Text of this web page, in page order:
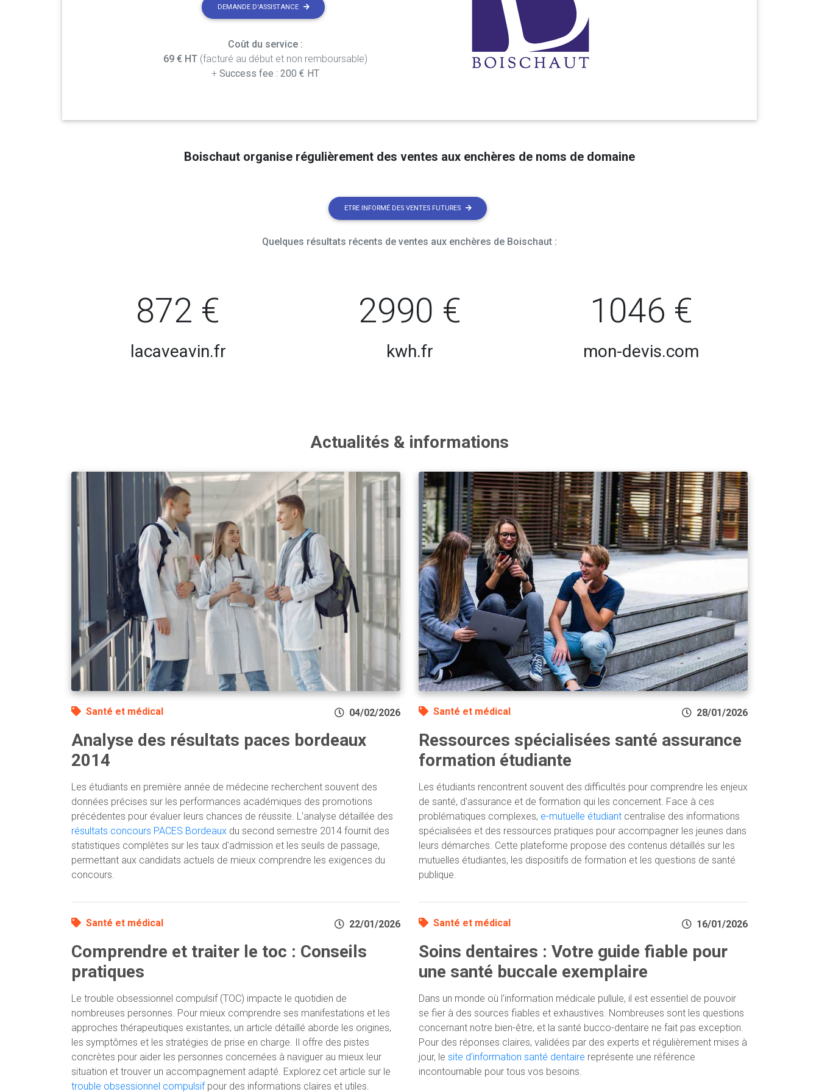
DEMANDE D'ASSISTANCE
Coût du service :
69 € HT(facturé au début et non remboursable)
+ Success fee : 200 € HT
Boischaut organise régulièrement des ventes aux enchères de noms de domaine
ETRE INFORMÉ DES VENTES FUTURES
Quelques résultats récents de ventes aux enchères de Boischaut :
872 €
lacaveavin.fr
2990 €
kwh.fr
1046 €
mon-devis.com
Actualités & informations
Santé et médical 04/02/2026
Analyse des résultats paces bordeaux
2014
Les étudiants en première année de médecine recherchent souvent des
données précises sur les performances académiques des promotions
précédentes pour évaluer leurs chances de réussite. L'analyse détaillée des
résultats concours PACES Bordeaux du second semestre 2014 fournit des
statistiques complètes sur les taux d'admission et les seuils de passage,
permettant aux candidats actuels de mieux comprendre les exigences du
concours.
Santé et médical 22/01/2026
Comprendre et traiter le toc : Conseils
pratiques
Le trouble obsessionnel compulsif (TOC) impacte le quotidien de
nombreuses personnes. Pour mieux comprendre ses manifestations et les
approches thérapeutiques existantes, un article détaillé aborde les origines,
les symptômes et les stratégies de prise en charge. Il offre des pistes
concrètes pour aider les personnes concernées à naviguer au mieux leur
situation et trouver un accompagnement adapté. Explorez cet article sur le
trouble obsessionnel compulsifpour des informations claires et utiles.
Santé et médical 28/01/2026
Ressources spécialisées santé assurance
formation étudiante
Les étudiants rencontrent souvent des difficultés pour comprendre les enjeux
de santé, d'assurance et de formation qui les concernent. Face à ces
problématiques complexes, e-mutuelle étudiant centralise des informations
spécialisées et des ressources pratiques pour accompagner les jeunes dans
leurs démarches. Cette plateforme propose des contenus détaillés sur les
mutuelles étudiantes, les dispositifs de formation et les questions de santé
publique.
Santé et médical 16/01/2026
Soins dentaires : Votre guide fiable pour
une santé buccale exemplaire
Dans un monde où l'information médicale pullule, il est essentiel de pouvoir
se fier à des sources fiables et exhaustives. Nombreuses sont les questions
concernant notre bien-être, et la santé bucco-dentaire ne fait pas exception.
Pour des réponses claires, validées par des experts et régulièrement mises à
jour, le site d'information santé dentaire représente une référence
incontournable pour tous vos besoins.